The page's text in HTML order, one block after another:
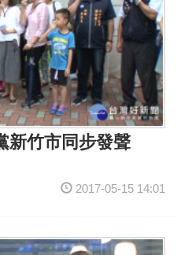
竹市同步發聲
2017-05-15 14:01